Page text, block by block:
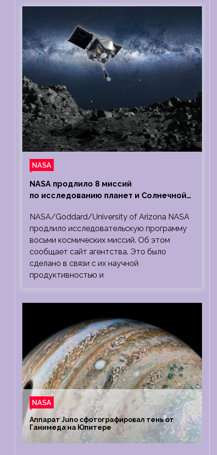
NASA
NASA продлило 8 миссий
по исследованию планет и Солнечной
NASA/Goddard/University of Arizona NASA
продлило исследовательскую программу
восьми космических миссий. Об этом
сообщает сайт агентства. Это было
сделано в связи с их научной
продуктивностью и
NASA
Аппарат Juno сфотографировал тень от
Ганимеда на Юпитере